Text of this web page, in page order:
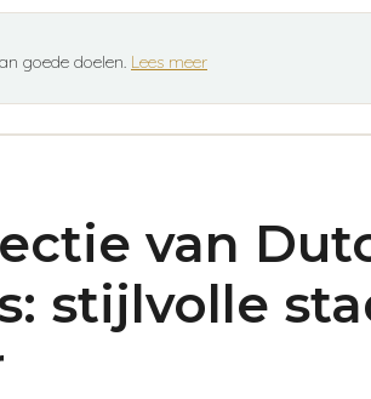
goede doelen. Lees meer
van
stijlvolle